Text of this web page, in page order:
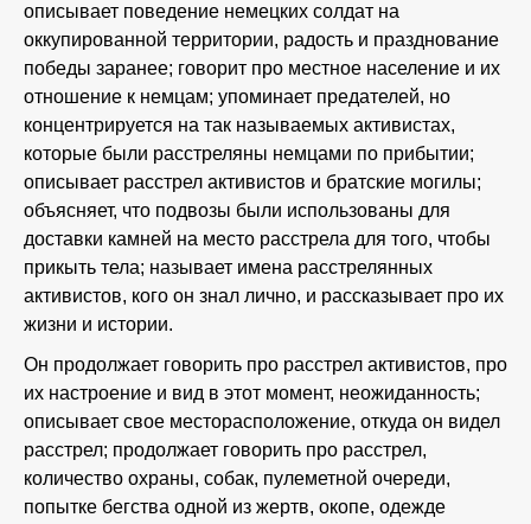
описывает поведение немецких солдат на
оккупированной территории, радость и празднование
победы заранее; говорит про местное население и их
отношение к немцам; упоминает предателей, но
концентрируется на так называемых активистах,
которые были расстреляны немцами по прибытии;
описывает расстрел активистов и братские могилы;
объясняет, что подвозы были использованы для
доставки камней на место расстрела для того, чтобы
прикыть тела; называет имена расстрелянных
активистов, кого он знал лично, и рассказывает про их
жизни и истории.
Он продолжает говорить про расстрел активистов, про
их настроение и вид в этот момент, неожиданность;
описывает свое месторасположение, откуда он видел
расстрел; продолжает говорить про расстрел,
количество охраны, собак, пулеметной очереди,
попытке бегства одной из жертв, окопе, одежде